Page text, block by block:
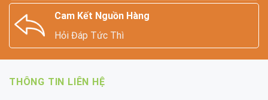
Cam Kết Nguồn Hàng
Hỏi Đáp Tức Thì
THÔNG TIN LIÊN HỆ